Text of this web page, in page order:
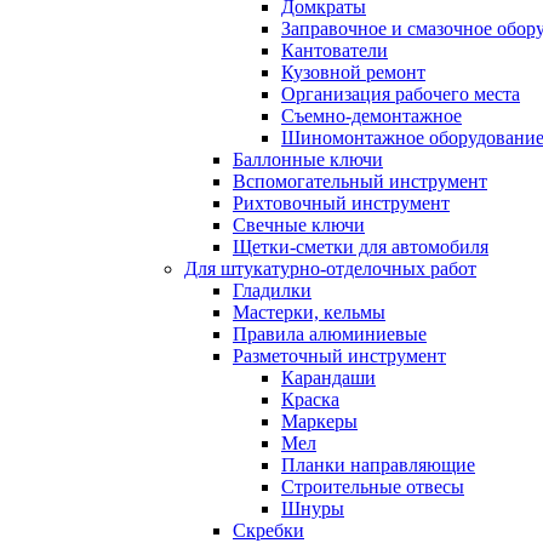
Домкраты
Заправочное и смазочное
Кантователи
Кузовной ремонт
Организация рабочего места
Съемно-демонтажное
Шиномонтажное оборудование
Баллонные ключи
Вспомогательный инструмент
Рихтовочный инструмент
Свечные ключи
Щетки-сметки для автомобиля
Для штукатурно-отделочных работ
Гладилки
Мастерки, кельмы
Правила алюминиевые
Разметочный инструмент
Карандаши
Краска
Маркеры
Мел
Планки направляющие
Строительные отвесы
Шнуры
Скребки